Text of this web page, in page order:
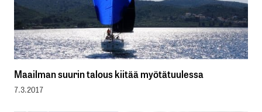
Maailman suurin talous kiitää myötätuulessa
7.3.2017